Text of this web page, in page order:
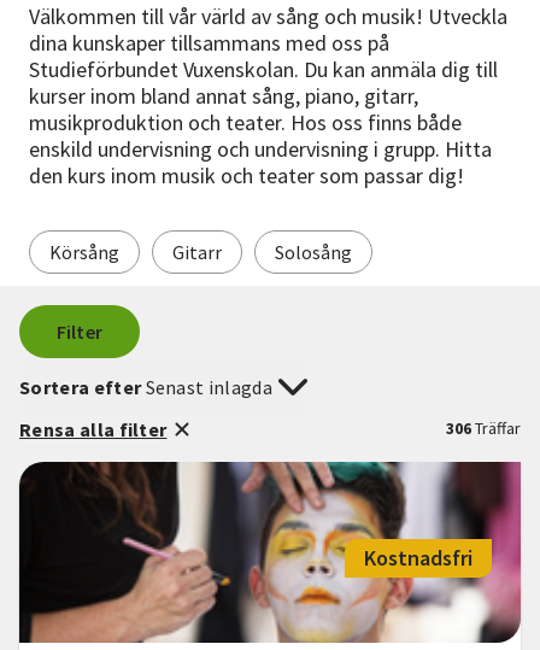
Avdelningar
Lyssna
Välkommen till vår värld av sång och musik! Utveckla
dina kunskaper tillsammans med oss på
Studieförbundet Vuxenskolan. Du kan anmäla dig till
kurser inom bland annat sång, piano, gitarr,
musikproduktion och teater. Hos oss finns både
enskild undervisning och undervisning i grupp. Hitta
den kurs inom musik och teater som passar dig!
Körsång Gitarr Solosång
Filter
306Träffar
Sortera efterSenast inlagda
Rensa alla filter
Kostnadsfri